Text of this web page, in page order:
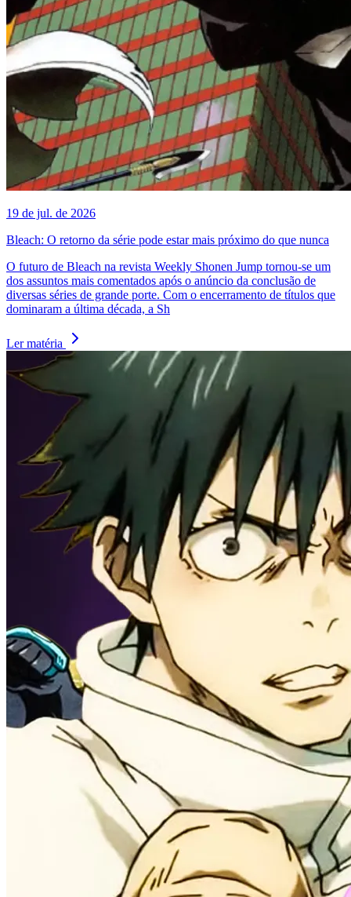
19 de jul. de 2026
Bleach: O retorno da série pode estar mais próximo do que nunca
O futuro de Bleach na revista Weekly Shonen Jump tornou-se um
dos assuntos mais comentados após o anúncio da conclusão de
diversas séries de grande porte. Com o encerramento de títulos que
dominaram a última década, a Sh
Ler matéria